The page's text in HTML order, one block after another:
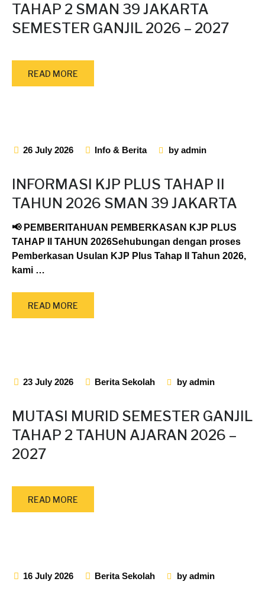
TAHAP 2 SMAN 39 JAKARTA
SEMESTER GANJIL 2026 – 2027
READ MORE
26 July 2026 Info & Berita byadmin
INFORMASI KJP PLUS TAHAP II
TAHUN 2026 SMAN 39 JAKARTA
📢 PEMBERITAHUAN PEMBERKASAN KJP PLUS
TAHAP II TAHUN 2026Sehubungan dengan proses
Pemberkasan Usulan KJP Plus Tahap II Tahun 2026,
kami …
READ MORE
23 July 2026 Berita Sekolah byadmin
MUTASI MURID SEMESTER GANJIL
TAHAP 2 TAHUN AJARAN 2026 –
2027
READ MORE
16 July 2026 Berita Sekolah byadmin